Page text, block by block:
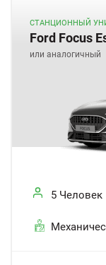
СТАНЦИОННЫЙ
Ford Focus
или аналогичный
5 Человек